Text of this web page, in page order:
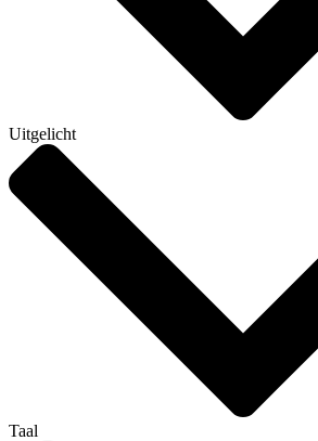
Uitgelicht
Taal